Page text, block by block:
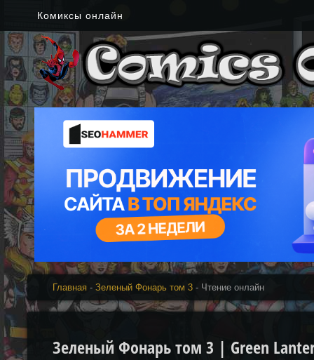
Комиксы онлайн
Главная -Зеленый Фонарь том 3 - Чтение онлайн
Зеленый Фонарь том 3 | Green